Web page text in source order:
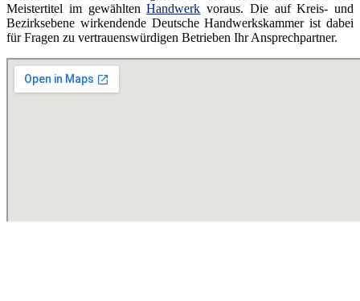
Meistertitel im gewähltenHandwerk voraus. Die auf Kreis- und
Bezirksebene wirkendende Deutsche Handwerkskammer ist dabei
für Fragen zu vertrauenswürdigen Betrieben Ihr Ansprechpartner.